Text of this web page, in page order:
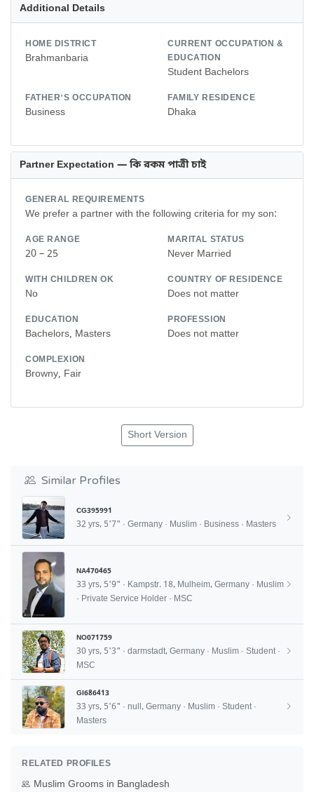
Additional Details
HOME DISTRICT
Brahmanbaria
CURRENT OCCUPATION &
EDUCATION
Student Bachelors
FATHER'S OCCUPATION
Business
FAMILY RESIDENCE
Dhaka
Partner Expectation — কি রকম পাত্রী চাই
GENERAL REQUIREMENTS
We prefer a partner with the following criteria for my son:
AGE RANGE
20 – 25
MARITAL STATUS
Never Married
WITH CHILDREN OK
No
COUNTRY OF RESIDENCE
Does not matter
EDUCATION
Bachelors, Masters
PROFESSION
Does not matter
COMPLEXION
Browny, Fair
Short Version
Similar Profiles
CG395991
32 yrs, 5'7" · Germany · Muslim · Business · Masters
NA470465
33 yrs, 5'9" · Kampstr. 18, Mulheim, Germany · Muslim
· Private Service Holder · MSC
NO071759
30 yrs, 5'3" · darmstadt, Germany · Muslim · Student ·
MSC
GI686413
33 yrs, 5'6" · null, Germany · Muslim · Student ·
Masters
RELATED PROFILES
Muslim Grooms in Bangladesh